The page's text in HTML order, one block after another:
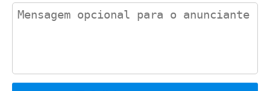
contact_message